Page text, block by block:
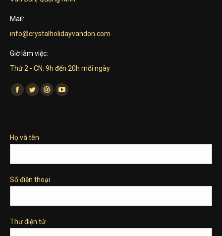
Mail:
info@crystalholidayvandon.com
Giờ làm việc:
Thứ 2 - CN: 9h đến 20h mỗi ngày
Find us on:
Facebook
new
Twitter
in
new
Dribbble
new
YouTube
new
Họ và tên
Số điện thoại
Thư điện tử